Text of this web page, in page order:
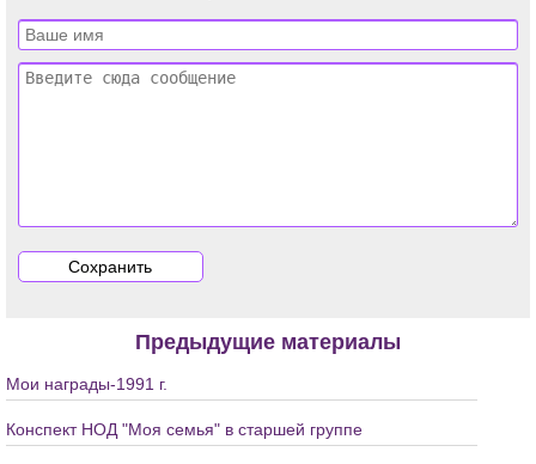
Предыдущие материалы
Мои награды-1991 г.
Конспект НОД "Моя семья" в старшей группе